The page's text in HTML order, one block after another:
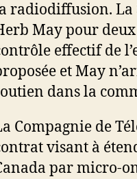
radiodiffusion. La
May pour
effectif de
et May
dans la
Compagnie de
visant à
par micro-